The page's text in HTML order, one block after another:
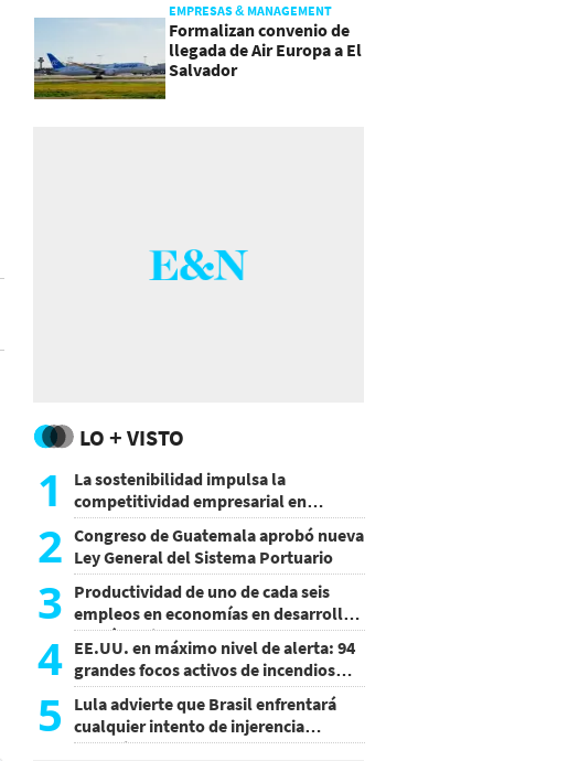
EMPRESAS & MANAGEMENT
Formalizan convenio de
llegada de Air Europa a El
Salvador
LO + VISTO
1
La sostenibilidad impulsa la
competitividad empresarial en
Guatemala
2 Congreso de Guatemala aprobó nueva
Ley General del Sistema Portuario
3 Productividad de uno de cada seis
empleos en economías en desarrollo
podría mejorar por la IA
4 EE.UU. en máximo nivel de alerta: 94
grandes focos activos de incendios
forestales
5
Lula advierte que Brasil enfrentará
cualquier intento de injerencia
extranjera